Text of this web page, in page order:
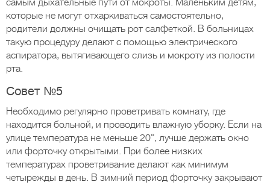
самым дыхательные пути от мокроты. Маленьким детям,
которые не могут отхаркиваться самостоятельно,
родители должны очищать рот салфеткой. В больницах
такую процедуру делают с помощью электрического
аспиратора, вытягивающего слизь и мокроту из полости
рта.
Совет №5
Необходимо регулярно проветривать комнату, где
находится больной, и проводить влажную уборку. Если на
улице температура не меньше 20°, лучше держать окно
или форточку открытыми. При более низких
температурах проветривание делают как минимум
четырежды в день. В зимний период форточку закрывают